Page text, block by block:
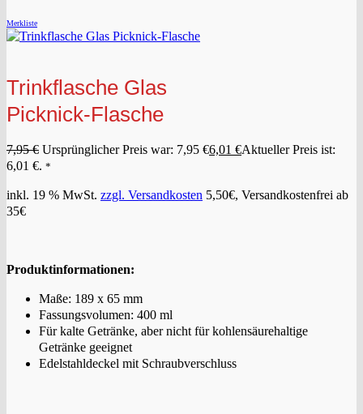
Merkliste
Trinkflasche Glas
Picknick-Flasche
7,95€ Ursprünglicher Preis war: 7,95 €6,01 €Aktueller Preis ist:
6,01 €. *
inkl. 19 % MwSt. zzgl. Versandkosten 5,50€, Versandkostenfrei ab
35€
Produktinformationen:
Maße: 189 x 65 mm
Fassungsvolumen: 400 ml
Für kalte Getränke, aber nicht für kohlensäurehaltige
Getränke geeignet
Edelstahldeckel mit Schraubverschluss